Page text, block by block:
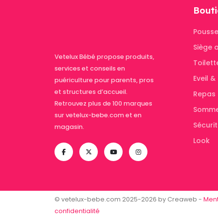
Vetelux Bébé propose produits,
services et conseils en
puériculture pour parents, pros
et structures d’accueil.
Retrouvez plus de 100 marques
sur vetelux-bebe.com et en
magasin.
Siège
Eveil
Repas
Look
© vetelux-bebe.com 2025-2026 by Creaweb -
confidentialité